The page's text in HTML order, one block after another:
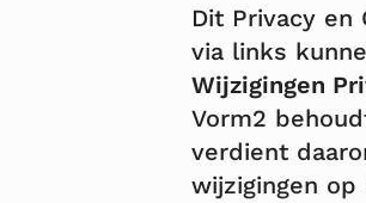
Dit Privacy
via links
Wijzigingen
Vorm2
verdient
wijzigingen